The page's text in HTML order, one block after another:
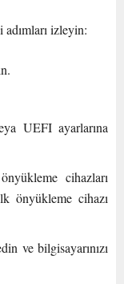
adımları izleyin:
UEFI ayarlarına
cihazları
önyükleme cihazı
ve bilgisayarınızı